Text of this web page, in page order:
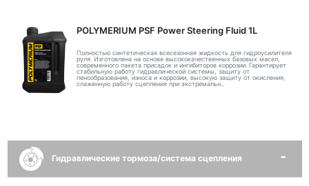
POLYMERIUM PSF Power Steering Fluid 1L
Полностью синтетическая всесезонная жидкость для гидроусилителя
руля. Изготовлена на основе высококачественных базовых масел,
современного пакета присадок и ингибиторов коррозии. Гарантирует
стабильную работу гидравлической системы, защиту от
пенообразования, износа и коррозии, высокую защиту от окисления,
слаженную работу сцепления при экстремальн..
Гидравлические тормоза/система сцепления